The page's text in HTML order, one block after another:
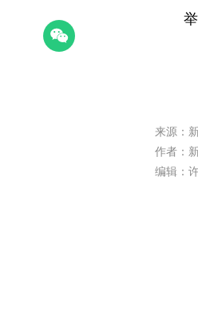
来源：
作者：
编辑：